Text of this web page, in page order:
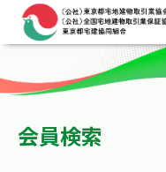
会員検索